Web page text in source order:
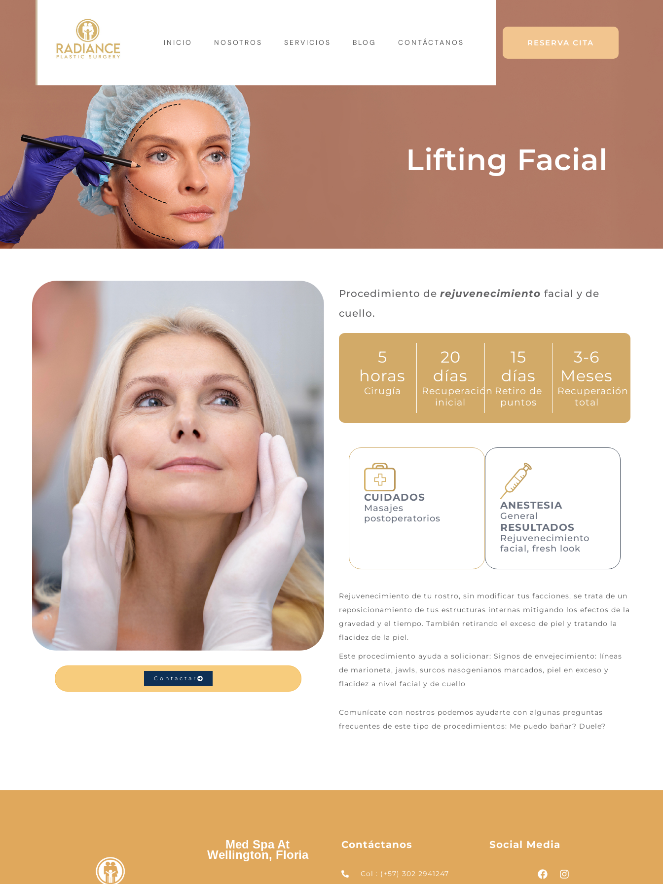
INICIO NOSOTROS SERVICIOS BLOG CONTÁCTANOS RESERVA CITA
Lifting Facial
Contactar
Procedimiento de rejuvenecimiento facial y de
cuello.
5
horas
Cirugía
20
días
Recuperación
inicial
15
días
Retiro de
puntos
3-6
Meses
Recuperación
total
CUIDADOS
Masajes
postoperatorios
ANESTESIA
General
RESULTADOS
Rejuvenecimiento
facial, fresh look
Rejuvenecimiento de tu rostro, sin modificar tus facciones, se trata de un
reposicionamiento de tus estructuras internas mitigando los efectos de la
gravedad y el tiempo. También retirando el exceso de piel y tratando la
flacidez de la piel.
Este procedimiento ayuda a solicionar: Signos de envejecimiento: líneas
de marioneta, jawls, surcos nasogenianos marcados, piel en exceso y
flacidez a nivel facial y de cuello
Comunícate con nostros podemos ayudarte con algunas preguntas
frecuentes de este tipo de procedimientos: Me puedo bañar? Duele?
Med Spa At
Wellington, Floria
Contáctanos
Col : (+57) 302 2941247
Social Media